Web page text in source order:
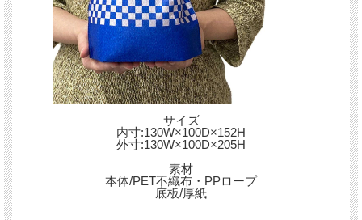
サイズ
内寸:130W×100D×152H
外寸:130W×100D×205H
素材
本体/PET不織布・PPロープ
底板/厚紙